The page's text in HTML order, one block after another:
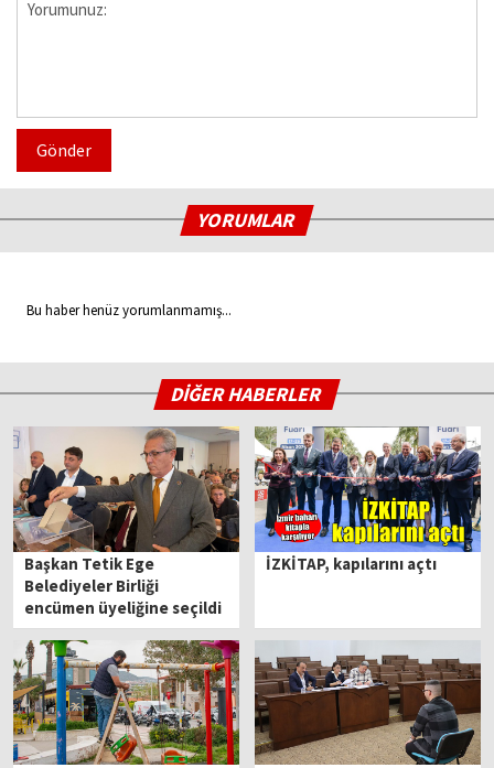
Gönder
YORUMLAR
Bu haber henüz yorumlanmamış...
DİĞER HABERLER
Başkan Tetik Ege
Belediyeler Birliği
encümen üyeliğine seçildi
İZKİTAP, kapılarını açtı